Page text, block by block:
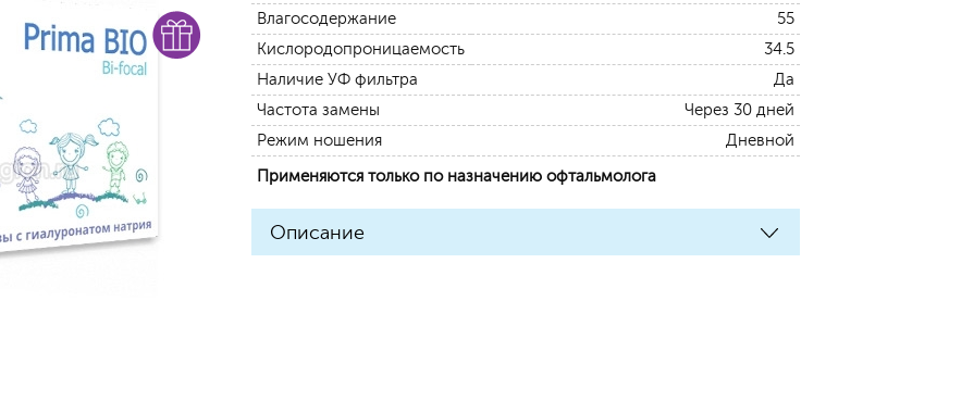
Влагосодержание
55
Кислородопроницаемость
34.5
Наличие УФ фильтра
Да
Частота замены
Через 30 дней
Режим ношения
Дневной
Применяются только по назначению офтальмолога
Описание